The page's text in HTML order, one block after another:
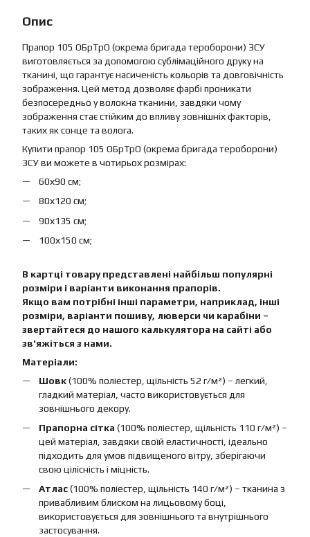
Опис
Прапор 105 ОБрТрО (окрема бригада тероборони) ЗСУ
виготовляється за допомогою сублімаційного друку на
тканині, що гарантує насиченість кольорів та довговічність
зображення. Цей метод дозволяє фарбі проникати
безпосередньо у волокна тканини, завдяки чому
зображення стає стійким до впливу зовнішніх факторів,
таких як сонце та волога.
Купити прапор 105 ОБрТрО (окрема бригада тероборони)
ЗСУ ви можете в чотирьох розмірах:
60х90 см;
80х120 см;
90х135 см;
100х150 см;
В картці товару представлені найбільш популярні
розміри і варіанти виконання прапорів.
Якщо вам потрібні інші параметри, наприклад, інші
розміри, варіанти пошиву, люверси чи карабіни –
звертайтеся до нашого калькулятора на сайті або
зв'яжіться з нами.
Матеріали:
Шовк(100% поліестер, щільність 52 г/м²) – легкий,
гладкий матеріал, часто використовується для
зовнішнього декору.
Прапорна сітка (100% поліестер, щільність 110 г/м²) –
цей матеріал, завдяки своїй еластичності, ідеально
підходить для умов підвищеного вітру, зберігаючи
свою цілісність і міцність.
Атлас(100% поліестер, щільність 140 г/м²) – тканина з
привабливим блиском на лицьовому боці,
використовується для зовнішнього та внутрішнього
застосування.